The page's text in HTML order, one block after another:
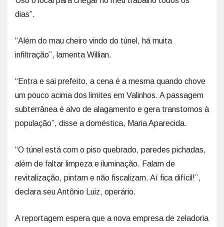
dias”.
“Além do mau cheiro vindo do túnel, há muita
infiltração”, lamenta Willian.
“Entra e sai prefeito, a cena é a mesma quando chove
um pouco acima dos limites em Valinhos. A passagem
subterrânea é alvo de alagamento e gera transtornos à
população”, disse a doméstica, Maria Aparecida.
“O túnel está com o piso quebrado, paredes pichadas,
além de faltar limpeza e iluminação. Falam de
revitalização, pintam e não fiscalizam. Aí fica difícil!”,
declara seu Antônio Luiz, operário.
A reportagem espera que a nova empresa de zeladoria